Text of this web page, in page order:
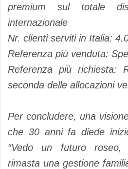
premium sul totale
internazionale
Nr. clienti serviti in Italia:
Referenza più venduta:
Referenza più richiesta:
seconda delle allocazioni
Per concludere, una
che 30 anni fa diede
“Vedo un futuro roseo,
rimasta una gestione